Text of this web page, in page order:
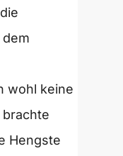
wohl keine
Hengste